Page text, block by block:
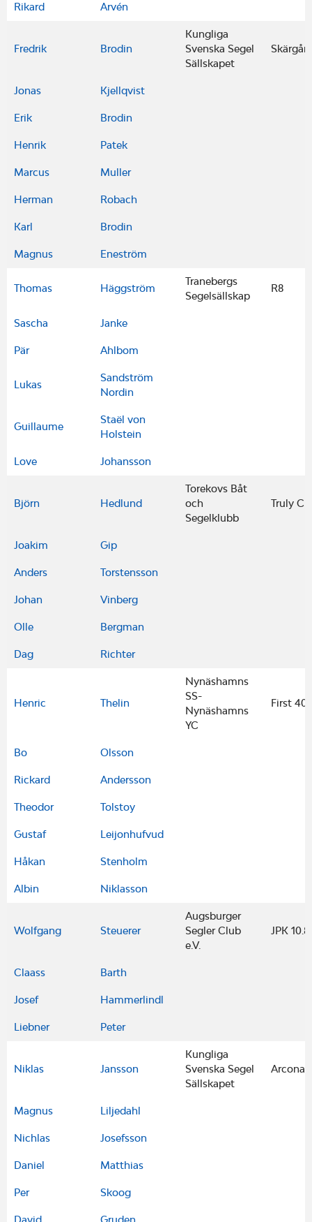
Rikard Arvén
Fredrik Brodin
Kungliga
Svenska Segel
Sällskapet
Jonas Kjellqvist
Erik Brodin
Henrik Patek
Marcus Muller
Herman Robach
Karl Brodin
Magnus Eneström
Thomas Häggström
Tranebergs
Segelsällskap
R8
Sascha Janke
Pär Ahlbom
Lukas
Sandström
Nordin
Guillaume
Staël von
Holstein
Love Johansson
Björn Hedlund
Torekovs Båt
och
Segelklubb
Truly
Joakim Gip
Anders Torstensson
Johan Vinberg
Olle Bergman
Dag Richter
Henric Thelin
Nynäshamns
SS-
Nynäshamns
YC
First
Bo Olsson
Rickard Andersson
Theodor Tolstoy
Gustaf Leijonhufvud
Håkan Stenholm
Albin Niklasson
Wolfgang Steuerer
Augsburger
Segler Club
e.V.
JPK
Claass Barth
Josef Hammerlindl
Liebner Peter
Niklas Jansson
Kungliga
Svenska Segel
Sällskapet
Arcona
Magnus Liljedahl
Nichlas Josefsson
Daniel Matthias
Per Skoog
David Gruden